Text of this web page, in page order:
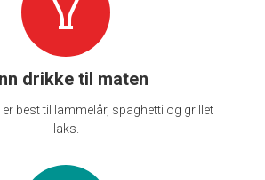
drikke til maten
best til lammelår, spaghetti og grillet
laks.